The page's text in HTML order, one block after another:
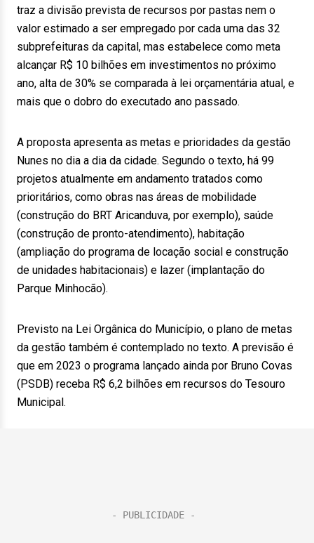
traz a divisão prevista de recursos por pastas nem o
valor estimado a ser empregado por cada uma das 32
subprefeituras da capital, mas estabelece como meta
alcançar R$ 10 bilhões em investimentos no próximo
ano, alta de 30% se comparada à lei orçamentária atual, e
mais que o dobro do executado ano passado.
A proposta apresenta as metas e prioridades da gestão
Nunes no dia a dia da cidade. Segundo o texto, há 99
projetos atualmente em andamento tratados como
prioritários, como obras nas áreas de mobilidade
(construção do BRT Aricanduva, por exemplo), saúde
(construção de pronto-atendimento), habitação
(ampliação do programa de locação social e construção
de unidades habitacionais) e lazer (implantação do
Parque Minhocão).
Previsto na Lei Orgânica do Município, o plano de metas
da gestão também é contemplado no texto. A previsão é
que em 2023 o programa lançado ainda por Bruno Covas
(PSDB) receba R$ 6,2 bilhões em recursos do Tesouro
Municipal.